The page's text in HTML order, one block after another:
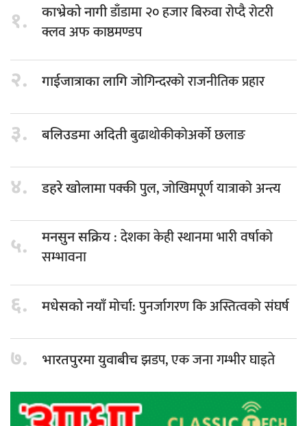
१. काभ्रेको नागीडाँडामा २० हजार बिरुवा रोप्दै रोटरी
क्लव अफ काष्ठमण्डप
२. गाईजात्राका लागिजोगिन्दरको राजनीतिक प्रहार
३. बलिउडमा अदितीबुढाथोकीकोअर्को छलाङ
४. डहरे खोलामापक्की पुल, जोखिमपूर्ण यात्राको अन्त्य
५. मनसुन सक्रिय: देशका केही स्थानमा भारी वर्षाको
सम्भावना
६. मधेसको नयाँमोर्चा: पुनर्जागरण कि अस्तित्वको संघर्ष
७. भारतपुरमा युवाबीचझडप, एक जना गम्भीर घाइते